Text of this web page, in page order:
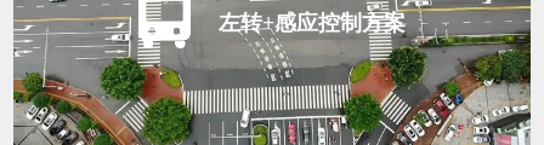
左转+感应控制方案